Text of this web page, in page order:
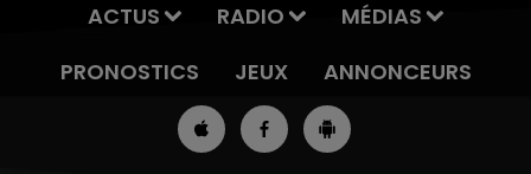
ACTUS RADIO
MÉDIAS
PRONOSTICS
JEUX ANNONCEURS